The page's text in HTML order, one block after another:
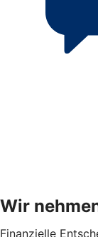
Wir
Finanzielle